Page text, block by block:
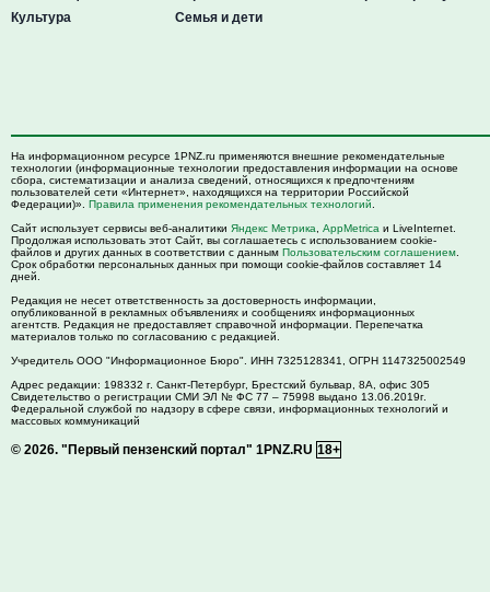
Культура
Семья и дети
На информационном ресурсе 1PNZ.ru применяются внешние рекомендательные
технологии (информационные технологии предоставления информации на основе
сбора, систематизации и анализа сведений, относящихся к предпочтениям
пользователей сети «Интернет», находящихся на территории Российской
Федерации)». Правила применения рекомендательных технологий
Сайт использует сервисы веб-аналитики Яндекс Метрика AppMetrica и LiveInternet.
Продолжая использовать этот Сайт, вы соглашаетесь с использованием cookie-
файлов и других данных в соответствии с данным Пользовательским соглашением
Срок обработки персональных данных при помощи cookie-файлов составляет 14
дней.
Редакция не несет ответственность за достоверность информации,
опубликованной в рекламных объявлениях и сообщениях информационных
агентств. Редакция не предоставляет справочной информации. Перепечатка
материалов только по согласованию с редакцией.
Учредитель ООО "Информационное Бюро". ИНН 7325128341, ОГРН 1147325002549
Адрес редакции: 198332 г. Санкт-Петербург, Брестский бульвар, 8А, офис 305
Свидетельство о регистрации СМИ ЭЛ № ФС 77 – 75998 выдано 13.06.2019г.
Федеральной службой по надзору в сфере связи, информационных технологий и
массовых коммуникаций
© 2026. "Первый пензенский портал" 1PNZ.RU 18+